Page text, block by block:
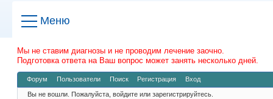
Меню
Мы не ставим диагнозы и не проводим лечение заочно.
Подготовка ответа на Ваш вопрос может занять несколько дней.
Форум Пользователи Поиск Регистрация Вход
Вы не вошли. Пожалуйста, войдите или зарегистрируйтесь.